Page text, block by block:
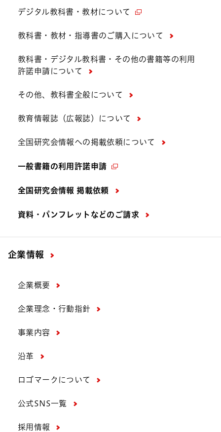
デジタル教科書・教材について
教科書・教材・指導書のご購入について
教科書・デジタル教科書・その他の書籍等の利用
許諾申請について
その他、教科書全般について
教育情報誌（広報誌）について
全国研究会情報への掲載依頼について
一般書籍の利用許諾申請
全国研究会情報 掲載依頼
資料・パンフレットなどの ご請求
企業情報
企業概要
企業理念・行動指針
事業内容
沿革
ロゴマークについて
公式SNS一覧
採用情報